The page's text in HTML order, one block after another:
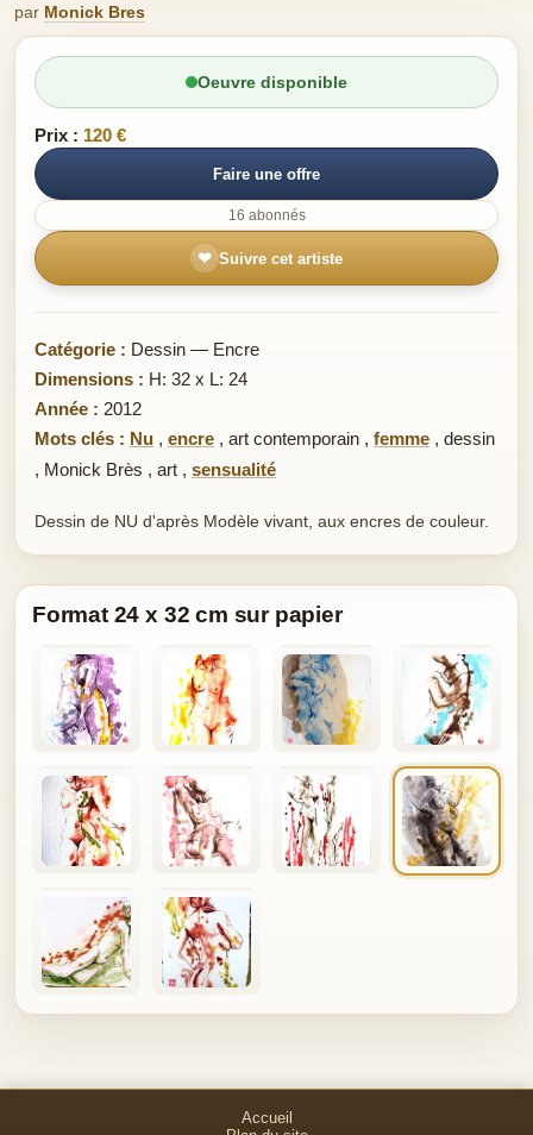
par Monick Bres
Oeuvre disponible
Prix : 120 €
Faire une offre
16 abonnés
❤ Suivre cet artiste
Catégorie : Dessin — Encre
Dimensions : H: 32 x L: 24
Année : 2012
Mots clés : Nu , encre , art contemporain , femme , dessin
, Monick Brès , art , sensualité
Dessin de NU d'après Modèle vivant, aux encres de couleur.
Format 24 x 32 cm sur papier
Accueil